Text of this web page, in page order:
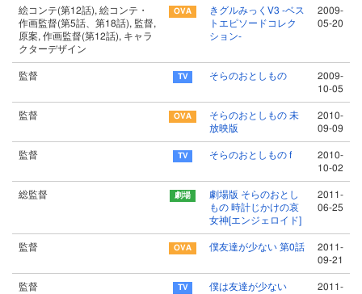
絵コンテ(第12話), 絵コンテ・
作画監督(第5話、第18話), 監督,
原案, 作画監督(第12話), キャラ
クターデザイン
きグルみっくV3 -ベス
トエピソードコレク
ション-
2009-
05-20
監督 そらのおとしもの
2009-
10-05
監督
そらのおとしもの 未
放映版
2010-
09-09
監督 そらのおとしもの f
2010-
10-02
総監督
劇場版 そらのおとし
もの 時計じかけの哀
女神[エンジェロイド]
2011-
06-25
監督 僕友達が少ない 第0話
2011-
09-21
監督 僕は友達が少ない
2011-